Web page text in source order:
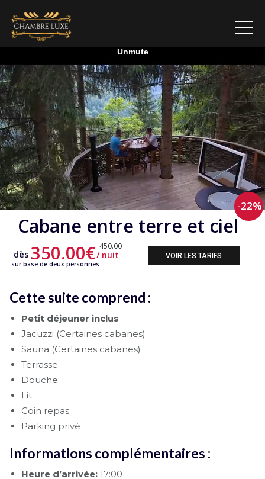
Cabane entre terre et ciel
dès 350.00€
VOIR LES TARIFS
sur base de deux personnes
/ nuit
-22%
450.00
Cette suite comprend :
Petit déjeuner inclus
Jacuzzi (Certaines cabanes)
Sauna (Certaines cabanes)
Terrasse
Douche
Lit
Coin repas
Parking privé
Informations complémentaires :
Heure d’arrivée: 17:00